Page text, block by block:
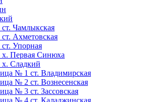
Чамлыкская
Ахметовская
Упорная
Первая Синюха
Сладкий
№ 1 ст. Владимирская
№ 2 ст. Вознесенская
№ 3 ст. Зассовская
№ 4 ст. Каладжинская